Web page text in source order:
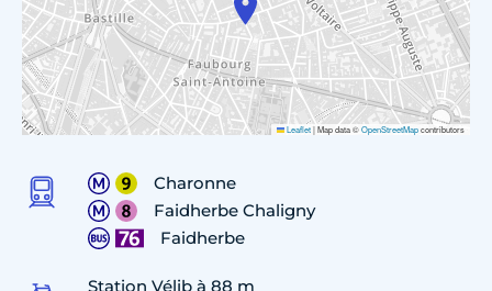
Leaflet|Map data ©OpenStreetMapcontributors
Charonne
Faidherbe Chaligny
Faidherbe
Station Vélib à 88 m